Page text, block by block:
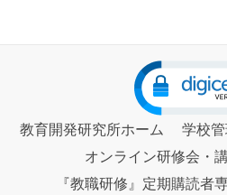
教育開発研究所ホーム
学校
オンライン研修会・
『教職研修』定期購読者